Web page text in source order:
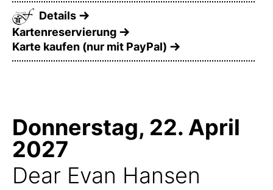
Details
Kartenreservierung
Karte kaufen (nur mit PayPal)
Donnerstag, 22. April
2027
Dear Evan Hansen